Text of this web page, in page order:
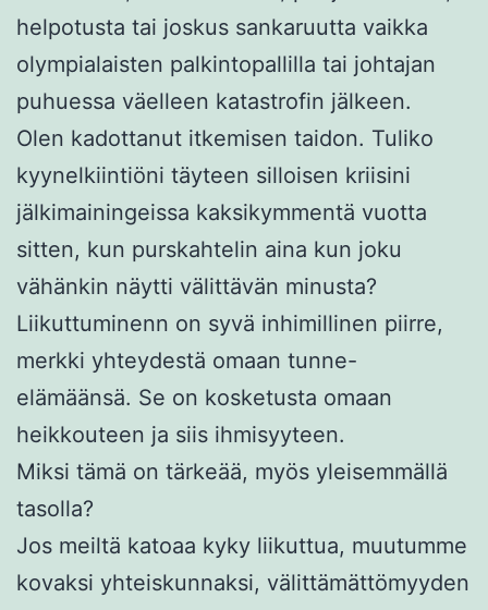
helpotusta tai joskus sankaruutta vaikka
olympialaisten palkintopallilla tai johtajan
puhuessa väelleen katastrofin jälkeen.
Olen kadottanut itkemisen taidon. Tuliko
kyynelkiintiöni täyteen silloisen kriisini
jälkimainingeissa kaksikymmentä vuotta
sitten, kun purskahtelin aina kun joku
vähänkin näytti välittävän minusta?
Liikuttuminenn on syvä inhimillinen piirre,
merkki yhteydestä omaan tunne-
elämäänsä. Se on kosketusta omaan
heikkouteen ja siis ihmisyyteen.
Miksi tämä on tärkeää, myös yleisemmällä
tasolla?
Jos meiltä katoaa kyky liikuttua, muutumme
kovaksi yhteiskunnaksi, välittämättömyyden